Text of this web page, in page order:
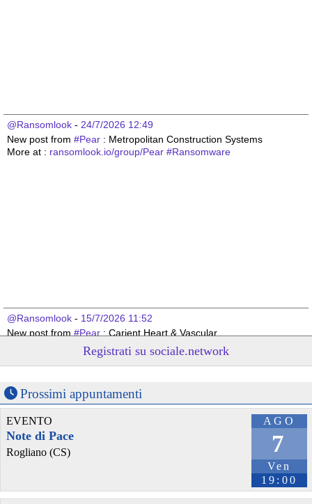
@Ransomlook - 24/7/2026 12:49
New post from #Pear : Metropolitan Construction Systems
More at : ransomlook.io/group/Pear #Ransomware
@Ransomlook - 15/7/2026 11:52
New post from #Pear : Carient Heart & Vascular
ransomlook.io/group/Pear # Ransomware
Registrati su sociale.network
Prossimi appuntamenti
AGO
7
Ven
19:00
EVENTO
Note di Pace
Rogliano (CS)